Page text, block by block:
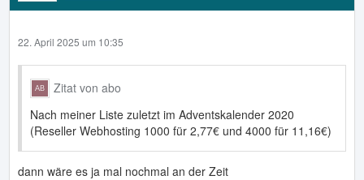
22. April 2025 um 10:35
Zitat von abo
Nach meiner Liste zuletzt im Adventskalender 2020
(Reseller Webhosting 1000 für 2,77€ und 4000 für 11,16€)
dann wäre es ja mal nochmal an der Zeit